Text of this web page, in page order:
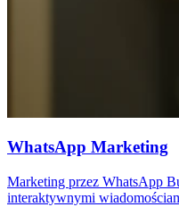
WhatsApp Marketing
Marketing przez WhatsApp
interaktywnymi